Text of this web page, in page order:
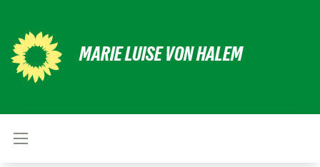
MARIE LUISE VON HALEM